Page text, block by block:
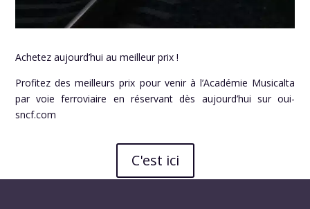
Achetez aujourd’hui au meilleur prix !
Profitez des meilleurs prix pour venir à l’Académie Musicalta
par voie ferroviaire en réservant dès aujourd’hui suroui-
sncf.com
C'est ici